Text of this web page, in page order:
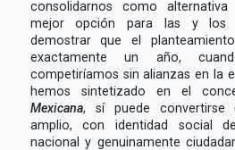
consolidarnos como
mejor opción para las y los
demostrar que el
exactamente un año,
competiríamos sin alianzas en la
hemos sintetizado en el
Mexicana, sí puede convertirse
amplio, con identidad social
nacional y genuinamente